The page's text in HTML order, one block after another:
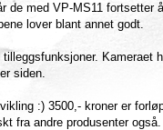
de med VP-MS11 fortsetter
lover blant annet godt.
Kameraet
siden.
:) 3500,- kroner er
fra andre produsenter også.